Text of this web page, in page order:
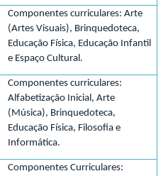
Componentes curriculares: Arte
(Artes Visuais), Brinquedoteca,
Educação Física, Educação Infantil
e Espaço Cultural.
Componentes curriculares:
Alfabetização Inicial, Arte
(Música), Brinquedoteca,
Educação Física, Filosofia e
Informática.
Componentes Curriculares: